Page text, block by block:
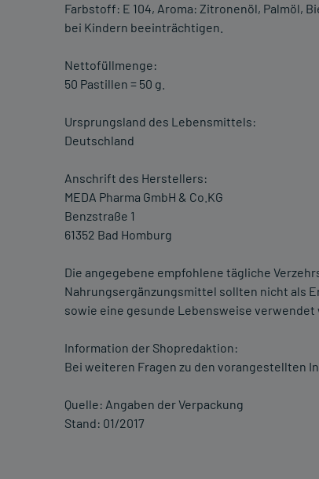
Farbstoff: E 104, Aroma: Zitronenöl, Palmöl,
bei Kindern beeinträchtigen.
Nettofüllmenge:
50 Pastillen = 50 g.
Ursprungsland des Lebensmittels:
Deutschland
Anschrift des Herstellers:
MEDA Pharma GmbH & Co.KG
Benzstraße 1
61352 Bad Homburg
Die angegebene empfohlene tägliche
Nahrungsergänzungsmittel sollten nicht als
sowie eine gesunde Lebensweise
Information der Shopredaktion:
Bei weiteren Fragen zu den vorangestellten
Quelle: Angaben der Verpackung
Stand: 01/2017